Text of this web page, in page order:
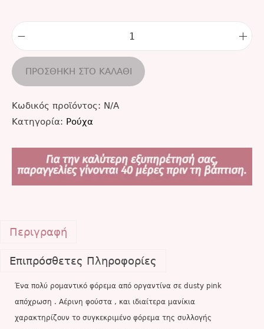
ΠΡΟΣΘΉΚΗ ΣΤΟ ΚΑΛΆΘΙ
Κωδικός προϊόντος: N/A
Κατηγορία: Ρούχα
Περιγραφή
Επιπρόσθετες Πληροφορίες
Ένα πολύ ρομαντικό φόρεμα από οργαντίνα σε dusty pink
απόχρωση . Αέρινη φούστα , και ιδιαίτερα μανίκια
χαρακτηρίζουν το συγκεκριμένο φόρεμα της συλλογής